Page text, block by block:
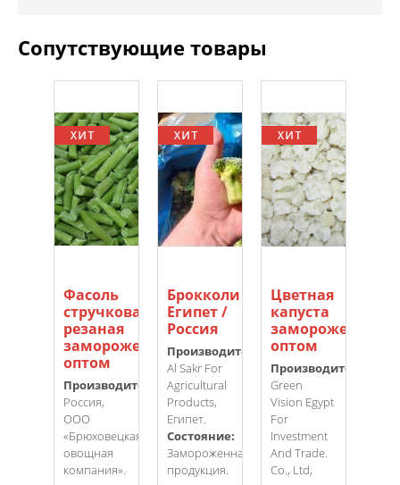
Сопутствующие товары
Фасоль
стручковая
резаная
замороженная
оптом
Производитель:
Россия,
ООО
«Брюховецкая
овощная
компания».
Брокколи
Египет /
Россия
Производитель:
Al Sakr For
Agricultural
Products,
Египет.
Состояние:
Замороженная
продукция.
Цветная
капуста
замороженная
оптом
Производитель:
Green
Vision Egypt
For
Investment
And Trade.
Co., Ltd,